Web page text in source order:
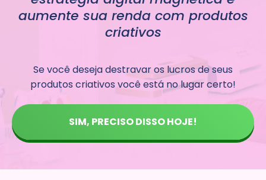
aumente sua renda com produtos
criativos
Se você deseja destravar os lucros de seus
produtos criativos você está no lugar certo!
SIM, PRECISO DISSO HOJE!